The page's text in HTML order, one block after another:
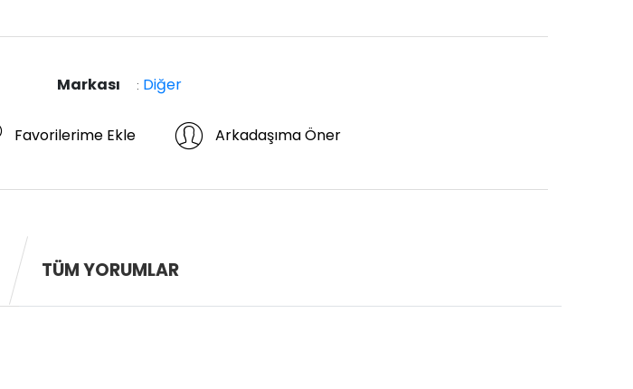
Markası : Diğer
Favorilerime Ekle Arkadaşıma Öner
TÜM YORUMLAR